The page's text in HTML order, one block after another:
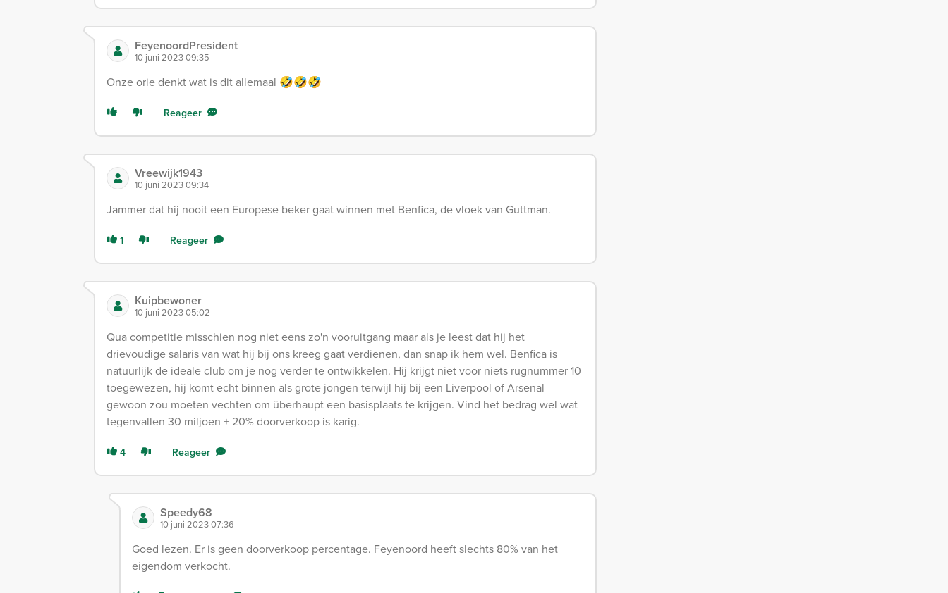
FeyenoordPresident
10 juni 2023 09:35
Onze orie denkt wat is dit allemaal 🤣🤣🤣
Reageer
Vreewijk1943
10 juni 2023 09:34
Jammer dat hij nooit een Europese beker gaat winnen met Benfica, de vloek van Guttman.
1 Reageer
Kuipbewoner
10 juni 2023 05:02
Qua competitie misschien nog niet eens zo'n vooruitgang maar als je leest dat hij het
drievoudige salaris van wat hij bij ons kreeg gaat verdienen, dan snap ik hem wel. Benfica is
natuurlijk de ideale club om je nog verder te ontwikkelen. Hij krijgt niet voor niets rugnummer 10
toegewezen, hij komt echt binnen als grote jongen terwijl hij bij een Liverpool of Arsenal
gewoon zou moeten vechten om überhaupt een basisplaats te krijgen. Vind het bedrag wel wat
tegenvallen 30 miljoen + 20% doorverkoop is karig.
4 Reageer
Speedy68
10 juni 2023 07:36
Goed lezen. Er is geen doorverkoop percentage. Feyenoord heeft slechts 80% van het
eigendom verkocht.